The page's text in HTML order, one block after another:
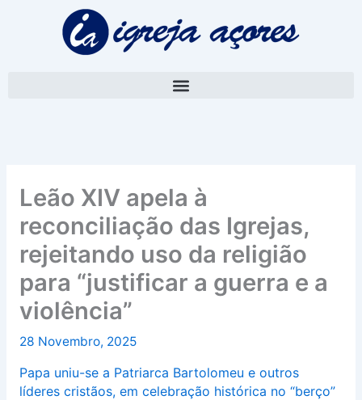
Leão XIV apela à
reconciliação das Igrejas,
rejeitando uso da religião
para “justificar a guerra e a
violência”
28 Novembro, 2025
Papa uniu-se a Patriarca Bartolomeu e outros
líderes cristãos, em celebração histórica no “berço”